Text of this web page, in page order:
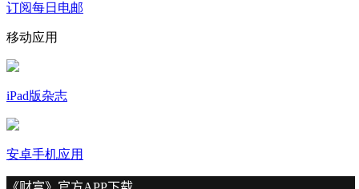
订阅每日电邮
移动应用
iPad版杂志
安卓手机应用